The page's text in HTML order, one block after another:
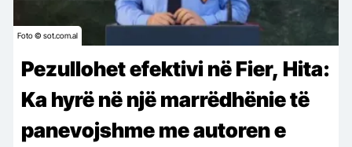
Foto © sot.com.al
Pezullohet efektivi në Fier, Hita:
Ka hyrë në një marrëdhënie të
panevojshme me autoren e